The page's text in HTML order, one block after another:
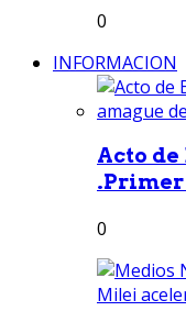
0
INFORMACION
Acto de
.Primer
0